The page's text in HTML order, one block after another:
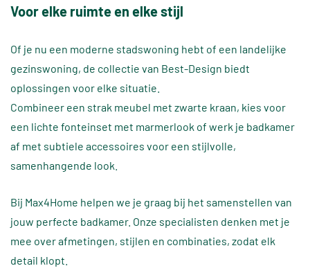
Voor elke ruimte en elke stijl
Of je nu een moderne stadswoning hebt of een landelijke
gezinswoning, de collectie van Best-Design biedt
oplossingen voor elke situatie.
Combineer een strak meubel met zwarte kraan, kies voor
een lichte fonteinset met marmerlook of werk je badkamer
af met subtiele accessoires voor een stijlvolle,
samenhangende look.
Bij Max4Home helpen we je graag bij het samenstellen van
jouw perfecte badkamer. Onze specialisten denken met je
mee over afmetingen, stijlen en combinaties, zodat elk
detail klopt.